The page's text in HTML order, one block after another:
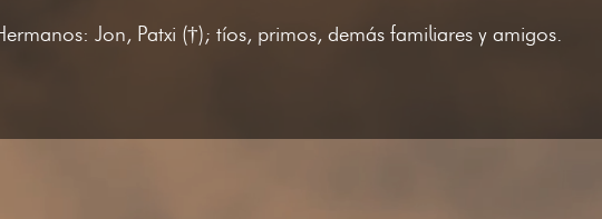
Jon, Patxi (†); tíos, primos, demás familiares y amigos.